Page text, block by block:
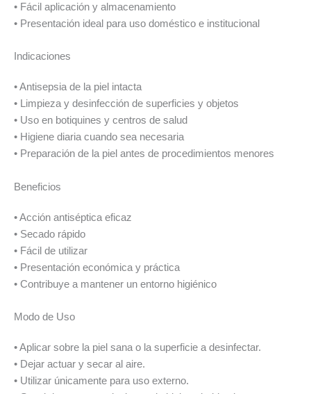
• Fácil aplicación y almacenamiento
• Presentación ideal para uso doméstico e institucional
Indicaciones
• Antisepsia de la piel intacta
• Limpieza y desinfección de superficies y objetos
• Uso en botiquines y centros de salud
• Higiene diaria cuando sea necesaria
• Preparación de la piel antes de procedimientos menores
Beneficios
• Acción antiséptica eficaz
• Secado rápido
• Fácil de utilizar
• Presentación económica y práctica
• Contribuye a mantener un entorno higiénico
Modo de Uso
• Aplicar sobre la piel sana o la superficie a desinfectar.
• Dejar actuar y secar al aire.
• Utilizar únicamente para uso externo.